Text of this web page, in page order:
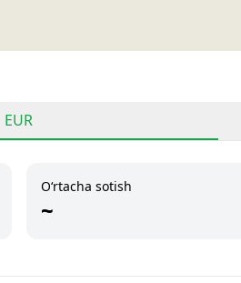
EUR
O‘rtacha sotish
~